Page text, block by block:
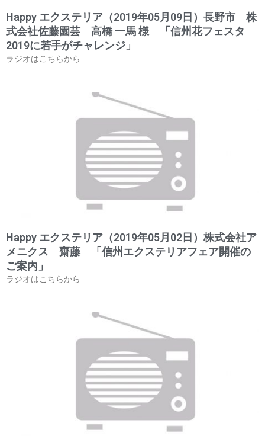
Happy エクステリア（2019年05月09日）長野市 株
式会社佐藤園芸 高橋 一馬 様 「信州花フェスタ
2019に若手がチャレンジ」
ラジオはこちらから
Happy エクステリア（2019年05月02日）株式会社ア
メニクス 齋藤 「信州エクステリアフェア開催の
ご案内」
ラジオはこちらから